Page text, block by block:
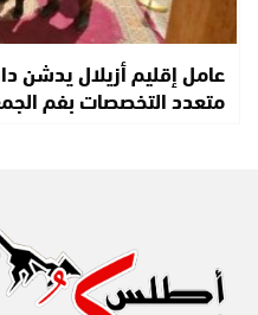
عامل إقليم أزيلال يدشن
متعدد التخصصات بفم